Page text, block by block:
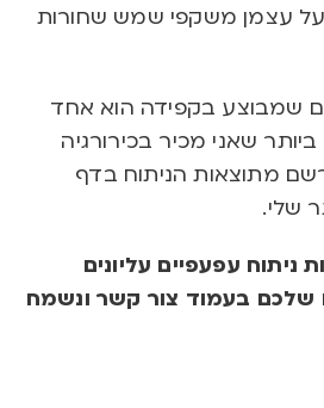
עצמן משקפי שמש שחורות
שמבוצע בקפידה הוא אחד
שאני מכיר בכירורגיה
מתוצאות הניתוח בדף
שלי.
ניתוח עפעפיים עליונים
שלכם בעמוד צור קשר ונשמח